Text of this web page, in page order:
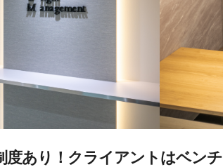
度あり！クライアントはベン